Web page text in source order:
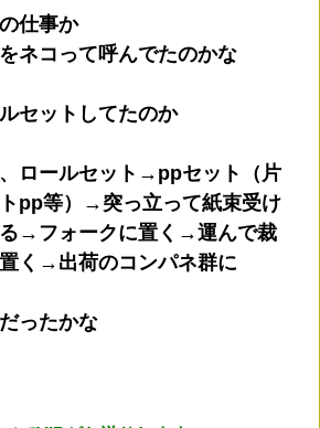
仕事か
ネコって呼んでたのかな
セットしてたのか
ロールセット→ppセット（片
pp等）→突っ立って紙束受け
→フォークに置く→運んで裁
く→出荷のコンパネ群に
ったかな